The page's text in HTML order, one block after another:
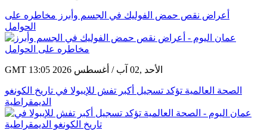
أعراض نقص حمض الفوليك في الجسم وأبرز مخاطره على
الحوامل
GMT 13:05 2026 الأحد ,02 آب / أغسطس
الصحة العالمية تؤكد تسجيل أكبر تفش للإيبولا في تاريخ الكونغو
الديمقراطية